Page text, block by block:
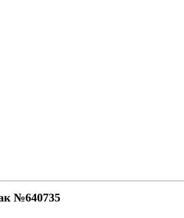
№640735